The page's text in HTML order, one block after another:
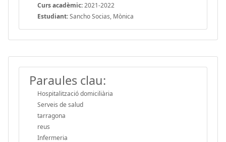
Curs acadèmic:2021-2022
Estudiant:Sancho Socias, Mònica
Paraules clau:
Hospitalització domiciliària
Serveis de salud
tarragona
reus
Infermeria